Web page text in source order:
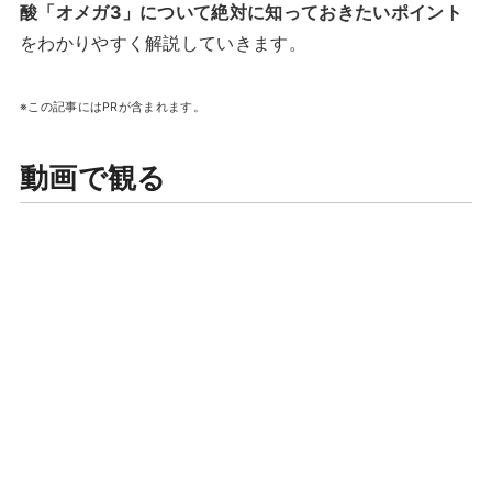
酸「オメガ3」について絶対に知っておきたいポイント
をわかりやすく解説していきます。
※この記事にはPRが含まれます。
動画で観る